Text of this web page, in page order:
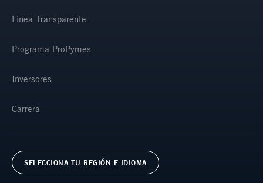
Línea Transparente
Programa ProPymes
Inversores
Carrera
SELECCIONA TU REGIÓN E IDIOMA